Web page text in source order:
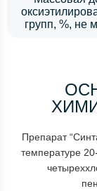
групп, %, не
Препарат
температуре